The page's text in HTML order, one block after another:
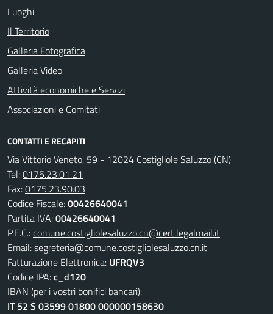
Luoghi
Il Territorio
Galleria Fotografica
Galleria Video
Attività economiche e Servizi
Associazioni e Comitati
CONTATTI E RECAPITI
Via Vittorio Veneto, 59 - 12024 Costigliole Saluzzo (CN)
Tel:0175.23.01.21
Fax:0175.23.90.03
Codice Fiscale:00426640041
Partita IVA:00426640041
P.E.C.:comune.costigliolesaluzzo.cn@cert.legalmail.it
Email:segreteria@comune.costigliolesaluzzo.cn.it
Fatturazione Elettronica: UFRQV3
Codice IPA:c_d120
IBAN (per i vostri bonifici bancari):
IT 52 S 03599 01800 000000158630